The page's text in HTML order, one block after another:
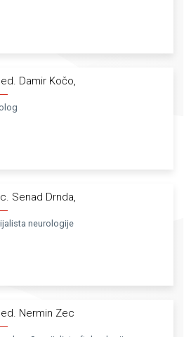
Damir Kočo,
Senad Drnda,
neurologije
Nermin Zec